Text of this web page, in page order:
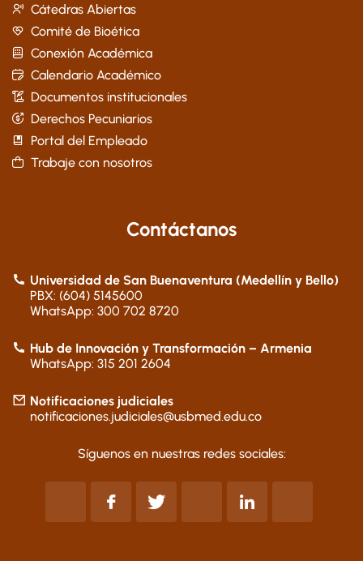
Cátedras Abiertas
Comité de Bioética
Conexión Académica
Calendario Académico
Documentos institucionales
Derechos Pecuniarios
Portal del Empleado
Trabaje con nosotros
Contáctanos
Universidad de San Buenaventura (Medellín y Bello)
PBX: (604) 5145600
WhatsApp: 300 702 8720
Hub de Innovación y Transformación – Armenia
WhatsApp: 315 201 2604
Notificaciones judiciales
notificaciones.judiciales@usbmed.edu.co
Síguenos en nuestras redes sociales: